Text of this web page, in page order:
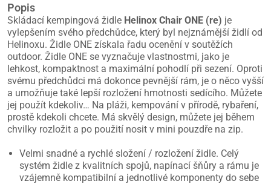
Popis
Skládací kempingová židle Helinox Chair ONE (re) je
vylepšením svého předchůdce, který byl nejznámější židlí od
Helinoxu. Židle ONE získala řadu ocenění v soutěžích
outdoor. Židle ONE se vyznačuje vlastnostmi, jako je
lehkost, kompaktnost a maximální pohodlí při sezení. Oproti
svému předchůdci má dokonce pevnější rám, je o něco vyšší
a umožňuje také lepší rozložení hmotnosti sedícího. Můžete
jej použít kdekoliv… Na pláži, kempování v přírodě, rybaření,
prostě kdekoli chcete. Má skvělý design, můžete jej během
chvilky rozložit a po použití nosit v mini pouzdře na zip.
Velmi snadné a rychlé složení / rozložení židle. Celý
systém židle z kvalitních spojů, napínací šňůry a rámu je
vzájemně kompatibilní a jednotlivé komponenty do sebe